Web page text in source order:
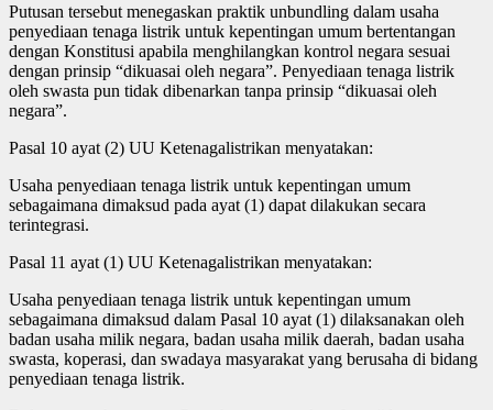
Putusan tersebut menegaskan praktik unbundling dalam usaha
penyediaan tenaga listrik untuk kepentingan umum bertentangan
dengan Konstitusi apabila menghilangkan kontrol negara sesuai
dengan prinsip “dikuasai oleh negara”. Penyediaan tenaga listrik
oleh swasta pun tidak dibenarkan tanpa prinsip “dikuasai oleh
negara”.
Pasal 10 ayat (2) UU Ketenagalistrikan menyatakan:
Usaha penyediaan tenaga listrik untuk kepentingan umum
sebagaimana dimaksud pada ayat (1) dapat dilakukan secara
terintegrasi.
Pasal 11 ayat (1) UU Ketenagalistrikan menyatakan:
Usaha penyediaan tenaga listrik untuk kepentingan umum
sebagaimana dimaksud dalam Pasal 10 ayat (1) dilaksanakan oleh
badan usaha milik negara, badan usaha milik daerah, badan usaha
swasta, koperasi, dan swadaya masyarakat yang berusaha di bidang
penyediaan tenaga listrik.